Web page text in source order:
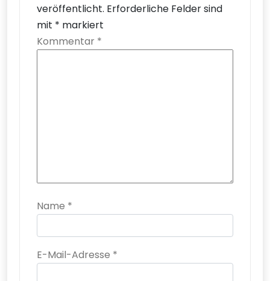
veröffentlicht. Erforderliche Felder sind
mit * markiert
Kommentar *
Name *
E-Mail-Adresse *